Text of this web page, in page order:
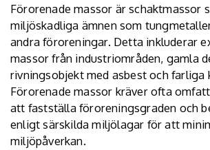
Förorenade massor är schaktmassor
miljöskadliga ämnen som
andra föroreningar. Detta inkluderar
massor från industriområden, gamla
rivningsobjekt med asbest och farliga
Förorenade massor kräver ofta
att fastställa föroreningsgraden och
enligt särskilda miljölagar för att
miljöpåverkan.